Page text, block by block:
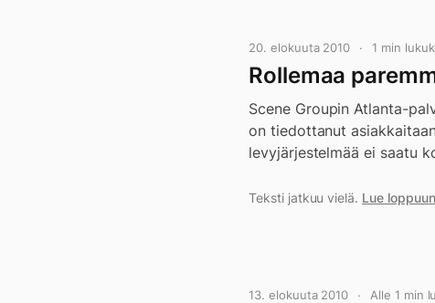
20. elokuuta 2010 1 min
Rollemaa
Scene Groupin Atlanta-
on tiedottanut
levyjärjestelmää ei saatu
Teksti jatkuu vielä. Lue
13. elokuuta 2010 Alle 1 min